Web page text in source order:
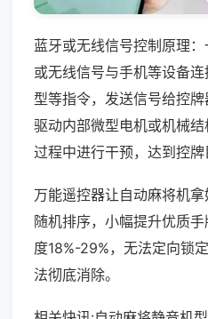
蓝牙或无线信号控制原理
或无线信号与手机等设备
型等指令，发送信号给控
驱动内部微型电机或机械
过程中进行干预，达到控牌
万能遥控器让自动麻将机
随机排序，小幅提升优质
度18%-29%，无法定向锁
法彻底消除。